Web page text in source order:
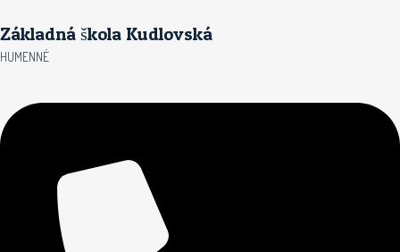
na
obsah
Základná škola Kudlovská
HUMENNÉ